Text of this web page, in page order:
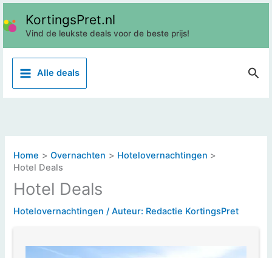
Ga
naar
inhoud
KortingsPret.nl
Vind de leukste deals voor de beste prijs!
Alle deals
Z
e
Home Overnachten
Hotelovernachtingen
Hotel Deals
Hotel Deals
Hotelovernachtingen / Auteur: Redactie KortingsPret